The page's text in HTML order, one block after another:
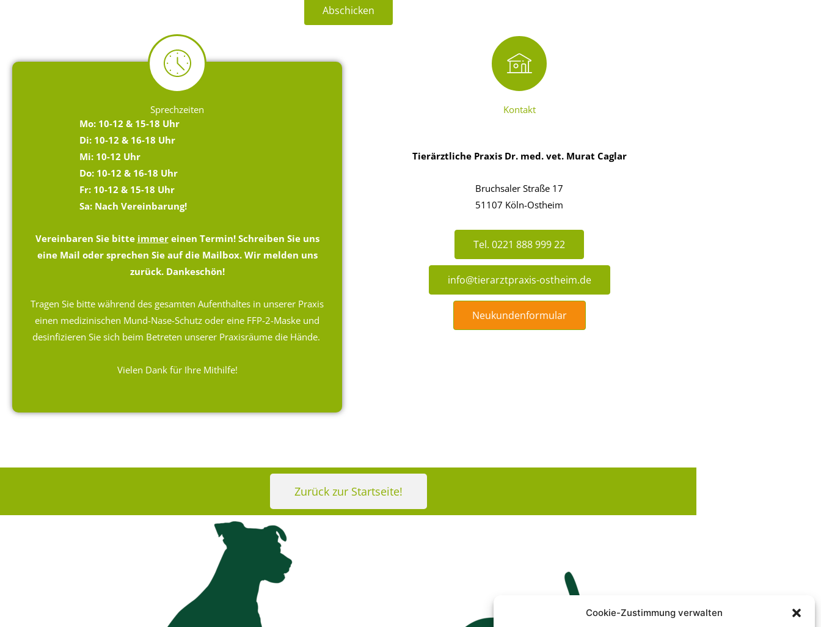
Cookie-Zustimmung verwalten
Abschicken
Sprechzeiten
Mo: 10-12 & 15-18 Uhr
Di: 10-12 & 16-18 Uhr
Mi: 10-12 Uhr
Do: 10-12 & 16-18 Uhr
Fr: 10-12 & 15-18 Uhr
Sa: Nach Vereinbarung!
Vereinbaren Sie bitte immereinen Termin! Schreiben Sie uns
eine Mail oder sprechen Sie auf die Mailbox. Wir melden uns
zurück. Dankeschön!
Tragen Sie bitte während des gesamten Aufenthaltes in unserer Praxis
einen medizinischen Mund-Nase-Schutz oder eine FFP-2-Maske und
desinfizieren Sie sich beim Betreten unserer Praxisräume die Hände.
Vielen Dank für Ihre Mithilfe!
Kontakt
Tierärztliche Praxis Dr. med. vet. Murat Caglar
Bruchsaler Straße 17
51107 Köln-Ostheim
Tel. 0221 888 999 22
info@tierarztpraxis-ostheim.de
Neukundenformular
Zurück zur Startseite!